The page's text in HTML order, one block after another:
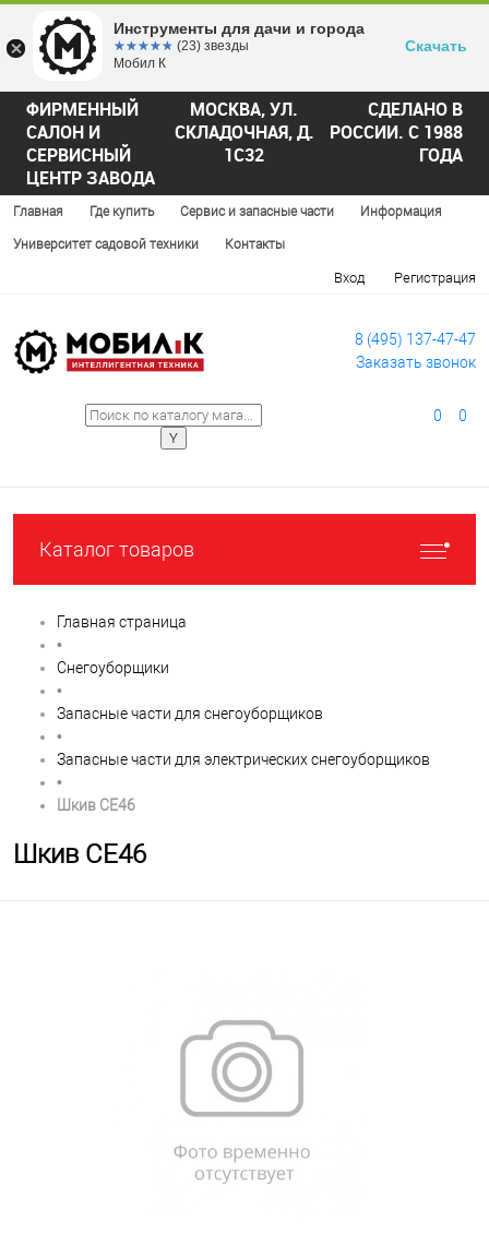
ФИРМЕННЫЙ
САЛОН И
СЕРВИСНЫЙ
ЦЕНТР ЗАВОДА
МОСКВА, УЛ.
СКЛАДОЧНАЯ, Д.
1С32
СДЕЛАНО В
РОССИИ. С 1988
ГОДА
Главная Где купить Сервис и запасные части Информация
Университет садовой техники Контакты
Вход Регистрация
8 (495) 137-47-47
Заказать звонок
0 0
Каталог товаров
Главная страница
•
Снегоуборщики
•
Запасные части для снегоуборщиков
•
Запасные части для электрических снегоуборщиков
•
Шкив CE46
Шкив CE46
Инструменты для дачи и города
☆☆☆☆☆
★★★★★ (23) звезды
Мобил К
Скачать